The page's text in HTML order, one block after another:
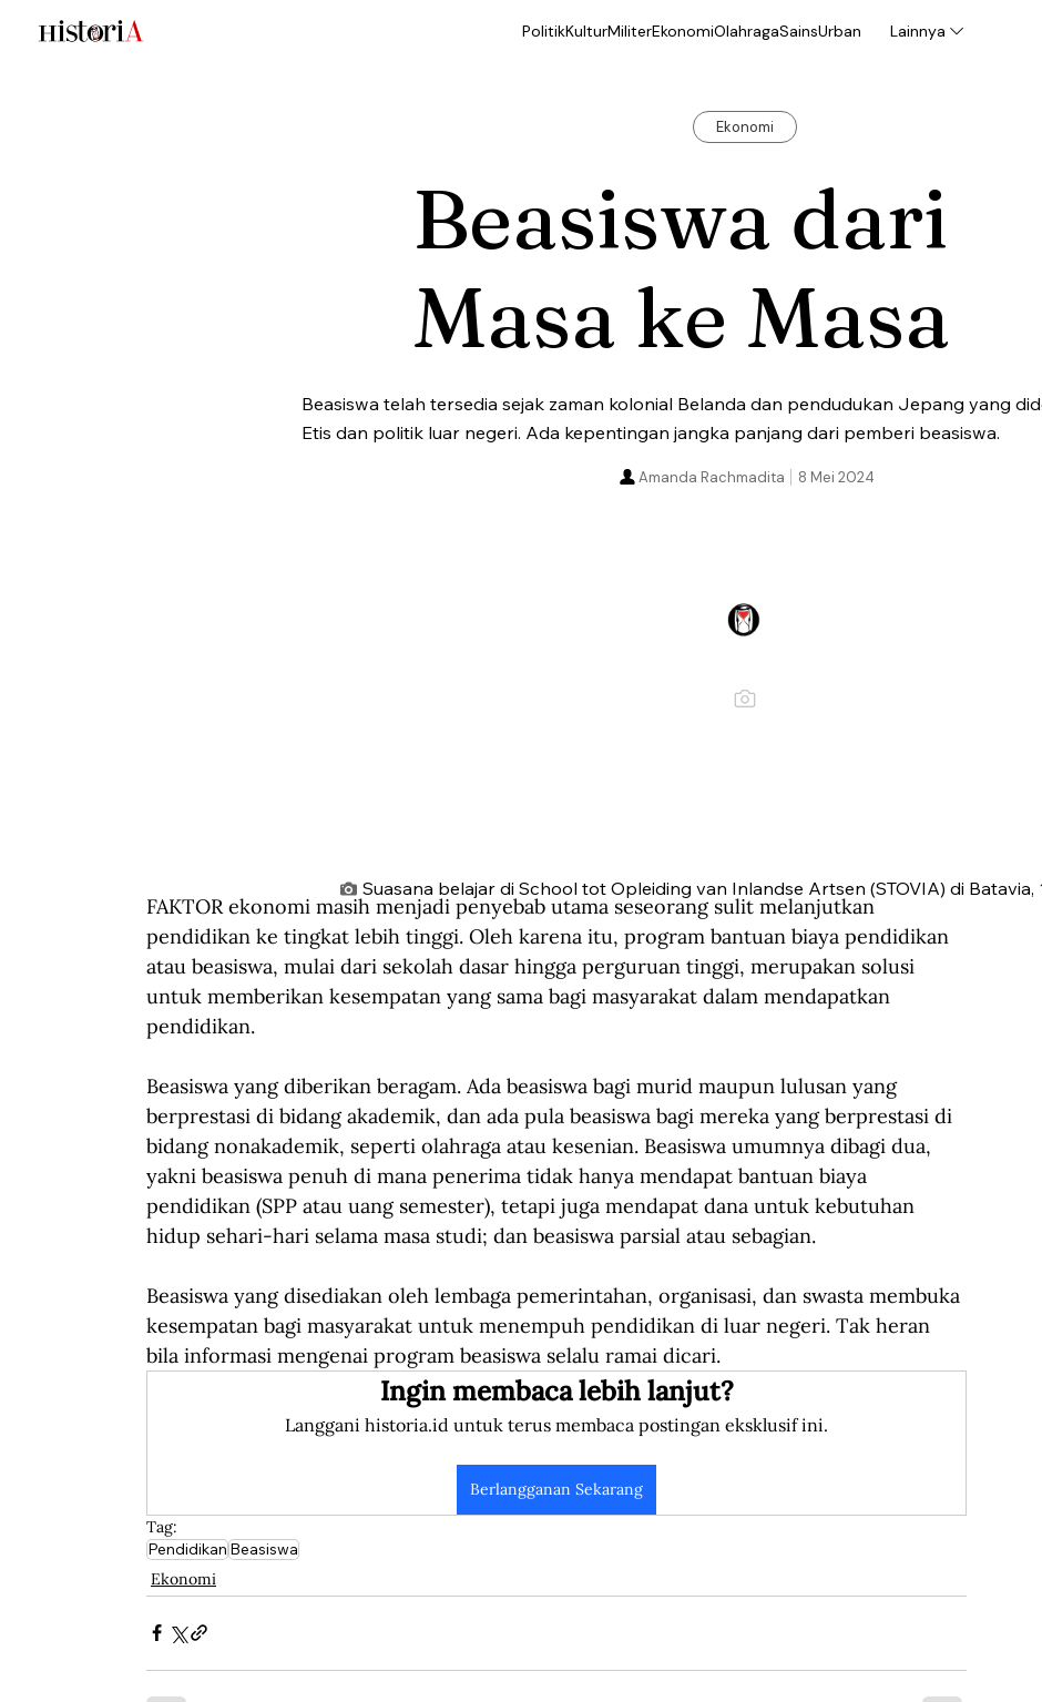
PolitikKulturMiliterEkonomiOlahragaSainsUrban Lainnya
Ekonomi
Beasiswa dari
Masa ke Masa
Beasiswa telah tersedia sejak zaman kolonial Belanda dan pendudukan Jepang yang
Etis dan politik luar negeri. Ada kepentingan jangka panjang dari pemberi beasiswa.
8 Mei 2024
Amanda Rachmadita
Suasana belajar di School tot Opleiding van Inlandse Artsen (STOVIA) di Batavia,
FAKTOR ekonomi masih menjadi penyebab utama seseorang sulit melanjutkan
pendidikan ke tingkat lebih tinggi. Oleh karena itu, program bantuan biaya pendidikan
atau beasiswa, mulai dari sekolah dasar hingga perguruan tinggi, merupakan solusi
untuk memberikan kesempatan yang sama bagi masyarakat dalam mendapatkan
pendidikan.
Beasiswa yang diberikan beragam. Ada beasiswa bagi murid maupun lulusan yang
berprestasi di bidang akademik, dan ada pula beasiswa bagi mereka yang berprestasi di
bidang nonakademik, seperti olahraga atau kesenian. Beasiswa umumnya dibagi dua,
yakni beasiswa penuh di mana penerima tidak hanya mendapat bantuan biaya
pendidikan (SPP atau uang semester), tetapi juga mendapat dana untuk kebutuhan
hidup sehari-hari selama masa studi; dan beasiswa parsial atau sebagian.
Beasiswa yang disediakan oleh lembaga pemerintahan, organisasi, dan swasta membuka
kesempatan bagi masyarakat untuk menempuh pendidikan di luar negeri. Tak heran
bila informasi mengenai program beasiswa selalu ramai dicari.
Ingin membaca lebih lanjut?
Langgani historia.id untuk terus membaca postingan eksklusif ini.
Berlangganan Sekarang
Tag:
PendidikanBeasiswa
Ekonomi